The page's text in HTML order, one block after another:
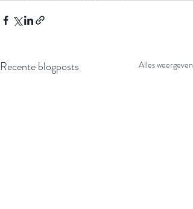
Recente blogposts Alles weergeven